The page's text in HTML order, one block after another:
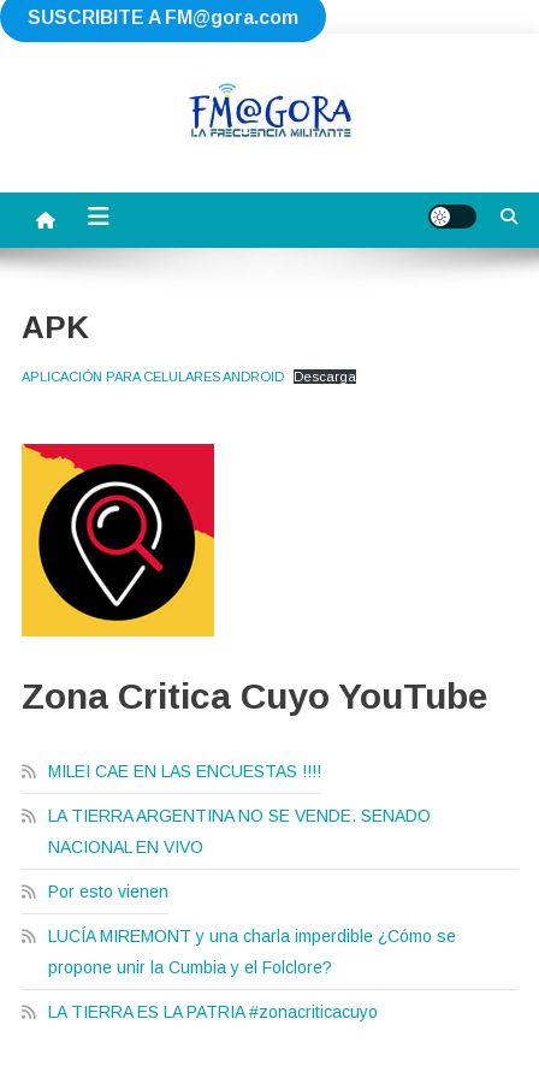
SUSCRIBITE A FM@gora.com
Saltar
APK
APLICACIÓN PARA CELULARES ANDROID Descarga
Zona Critica Cuyo YouTube
MILEI CAE EN LAS ENCUESTAS !!!!
LA TIERRA ARGENTINA NO SE VENDE. SENADO
NACIONAL EN VIVO
Por esto vienen
LUCÍA MIREMONT y una charla imperdible ¿Cómo se
propone unir la Cumbia y el Folclore?
LA TIERRA ES LA PATRIA #zonacriticacuyo